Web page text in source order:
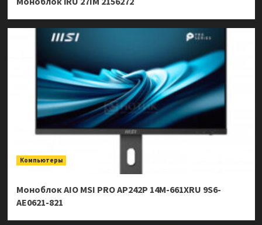
Компьютеры
Моноблок AIO MSI PRO AP242P 14M-661XRU 9S6-
AE0621-821